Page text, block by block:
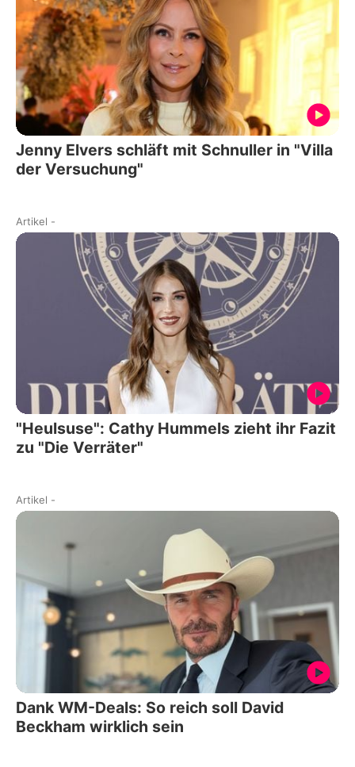
Jenny Elvers schläft mit Schnuller in "Villa
der Versuchung"
Artikel -
"Heulsuse": Cathy Hummels zieht ihr Fazit
zu "Die Verräter"
Artikel -
Dank WM-Deals: So reich soll David
Beckham wirklich sein